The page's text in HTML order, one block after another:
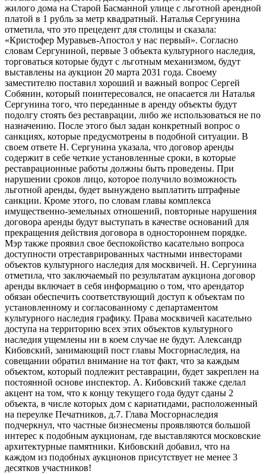
жилого дома на Старой Басманной улице с льготной арендной
платой в 1 рубль за метр квадратный. Наталья Сергунина
отметила, что это прецедент для столицы и сказала:
«Кристофер Муравьев-Апостол у нас первый». Согласно
словам Сергуниной, первые 3 объекта культурного наследия,
торговаться которые будут с льготным механизмом, будут
выставлены на аукцион 20 марта 2031 года. Своему
заместителю поставил хороший и важный вопрос Сергей
Собянин, который поинтересовался, не опасается ли Наталья
Сергунина того, что переданные в аренду объекты будут
подолгу стоять без реставрации, либо же использоваться не по
назначению. После этого был задан конкретный вопрос о
санкциях, которые предусмотрены в подобной ситуации. В
своем ответе Н. Сергунина указала, что договор аренды
содержит в себе четкие установленные сроки, в которые
реставрационные работы должны быть проведены. При
нарушении сроков лицо, которое получило возможность
льготной аренды, будет вынуждено выплатить штрафные
санкции. Кроме этого, по словам главы комплекса
имущественно-земельных отношений, повторные нарушения
договора аренды будут выступать в качестве оснований для
прекращения действия договора в одностороннем порядке.
Мэр также проявил свое беспокойство касательно вопроса
доступности отреставрированных частными инвесторами
объектов культурного наследия для москвичей. Н. Сергунина
отметила, что заключаемый по результатам аукциона договор
аренды включает в себя информацию о том, что арендатор
обязан обеспечить соответствующий доступ к объектам по
установленному и согласованному с департаментом
культурного наследия графику. Права москвичей касательно
доступа на территорию всех этих объектов культурного
наследия ущемлены ни в коем случае не будут. Александр
Кибовский, занимающий пост главы Мосгорнаследия, на
совещании обратил внимание на тот факт, что за каждым
объектом, который подлежит реставрации, будет закреплен на
постоянной основе инспектор. А. Кибовский также сделал
акцент на том, что к концу текущего года будут сданы 2
объекта, в числе которых дом с кариатидами, расположенный
на переулке Печатников, д.7. Глава Мосгорнаследия
подчеркнул, что частные бизнесмены проявляются большой
интерес к подобным аукционам, где выставляются московские
архитектурные памятники. Кибовский добавил, что на
каждом из подобных аукционов присутствует не менее 3
десятков участников!